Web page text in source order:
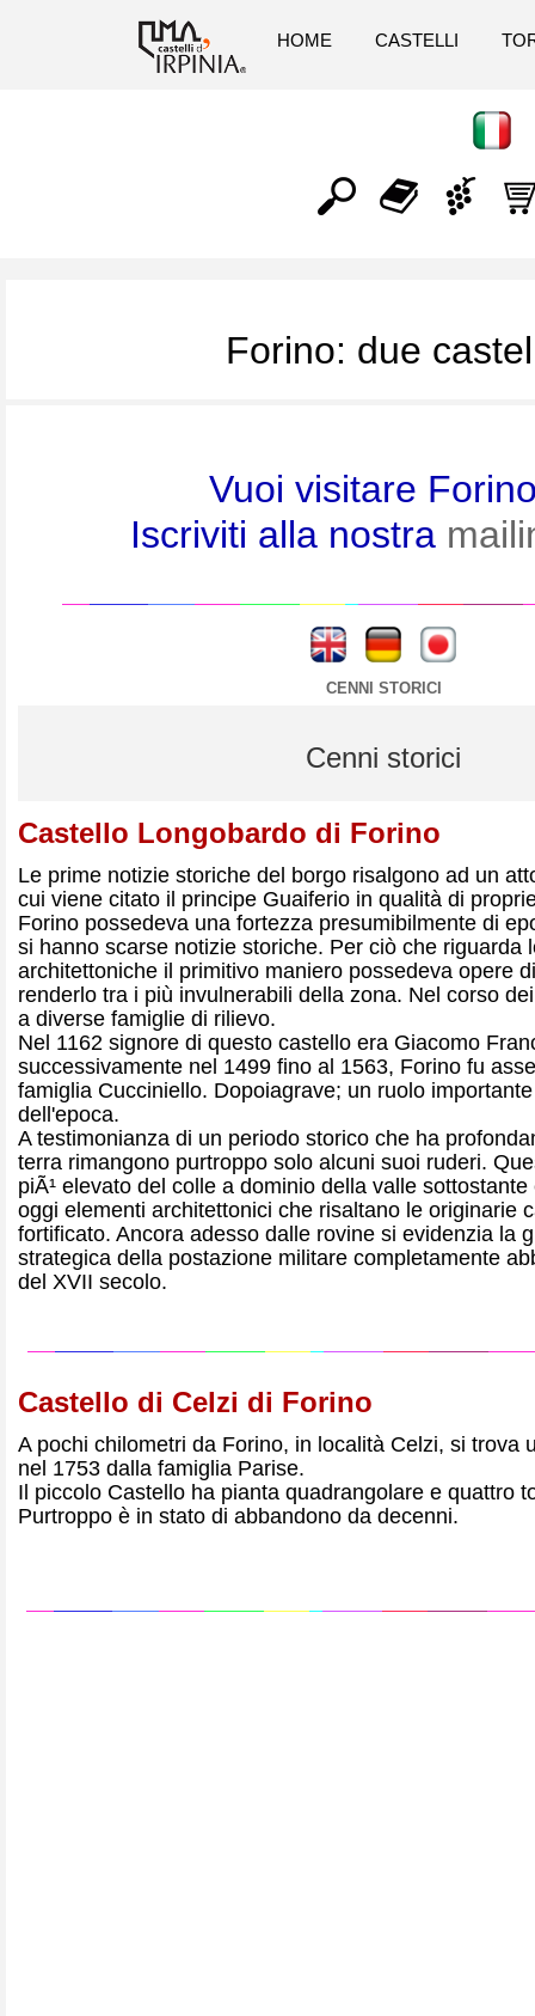
HOME CASTELLI
Forino: due
Vuoi visitare
Iscriviti alla nostra
CENNI STORICI
Cenni storici
Castello Longobardo di Forino
Le prime notizie storiche del borgo risalgono ad un
cui viene citato il principe Guaiferio in qualità di
Forino possedeva una fortezza presumibilmente di
si hanno scarse notizie storiche. Per ciò che riguarda
architettoniche il primitivo maniero possedeva opere
renderlo tra i più invulnerabili della zona. Nel corso
a diverse famiglie di rilievo.
Nel 1162 signore di questo castello era Giacomo
successivamente nel 1499 fino al 1563, Forino fu
famiglia Cucciniello. Dopoiagrave; un ruolo
dell'epoca.
A testimonianza di un periodo storico che ha
terra rimangono purtroppo solo alcuni suoi ruderi.
piÃ¹ elevato del colle a dominio della valle
oggi elementi architettonici che risaltano le originarie
fortificato. Ancora adesso dalle rovine si evidenzia la
strategica della postazione militare completamente
del XVII secolo.
Castello di Celzi di Forino
A pochi chilometri da Forino, in località Celzi, si trova
nel 1753 dalla famiglia Parise.
Il piccolo Castello ha pianta quadrangolare e quattro
Purtroppo è in stato di abbandono da decenni.